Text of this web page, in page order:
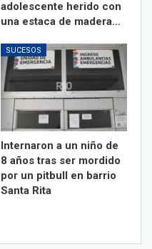
adolescente herido con
una estaca de madera…
SUCESOS
Internaron a un niño de
8 años tras ser mordido
por un pitbull en barrio
Santa Rita